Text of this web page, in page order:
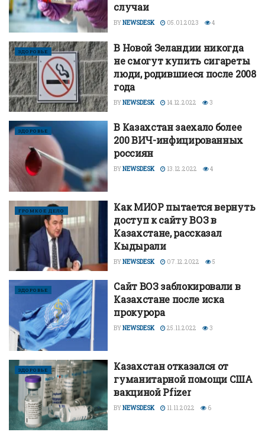
случаи
BYNEWSDESK 05.01.2023 4
ЗДОРОВЬЕ
В Новой Зеландии никогда
не смогут купить сигареты
люди, родившиеся после 2008
года
BYNEWSDESK 14.12.2022 3
ЗДОРОВЬЕ
В Казахстан заехало более
200 ВИЧ-инфицированных
россиян
BYNEWSDESK 13.12.2022 4
ГРОМКОЕ ДЕЛО
Как МИОР пытается вернуть
доступ к сайту ВОЗ в
Казахстане, рассказал
Кыдырали
BYNEWSDESK 07.12.2022 5
ЗДОРОВЬЕ
Сайт ВОЗ заблокировали в
Казахстане после иска
прокурора
BYNEWSDESK 25.11.2022 3
ЗДОРОВЬЕ
Казахстан отказался от
гуманитарной помощи США
вакциной Pfizer
BYNEWSDESK 11.11.2022 6